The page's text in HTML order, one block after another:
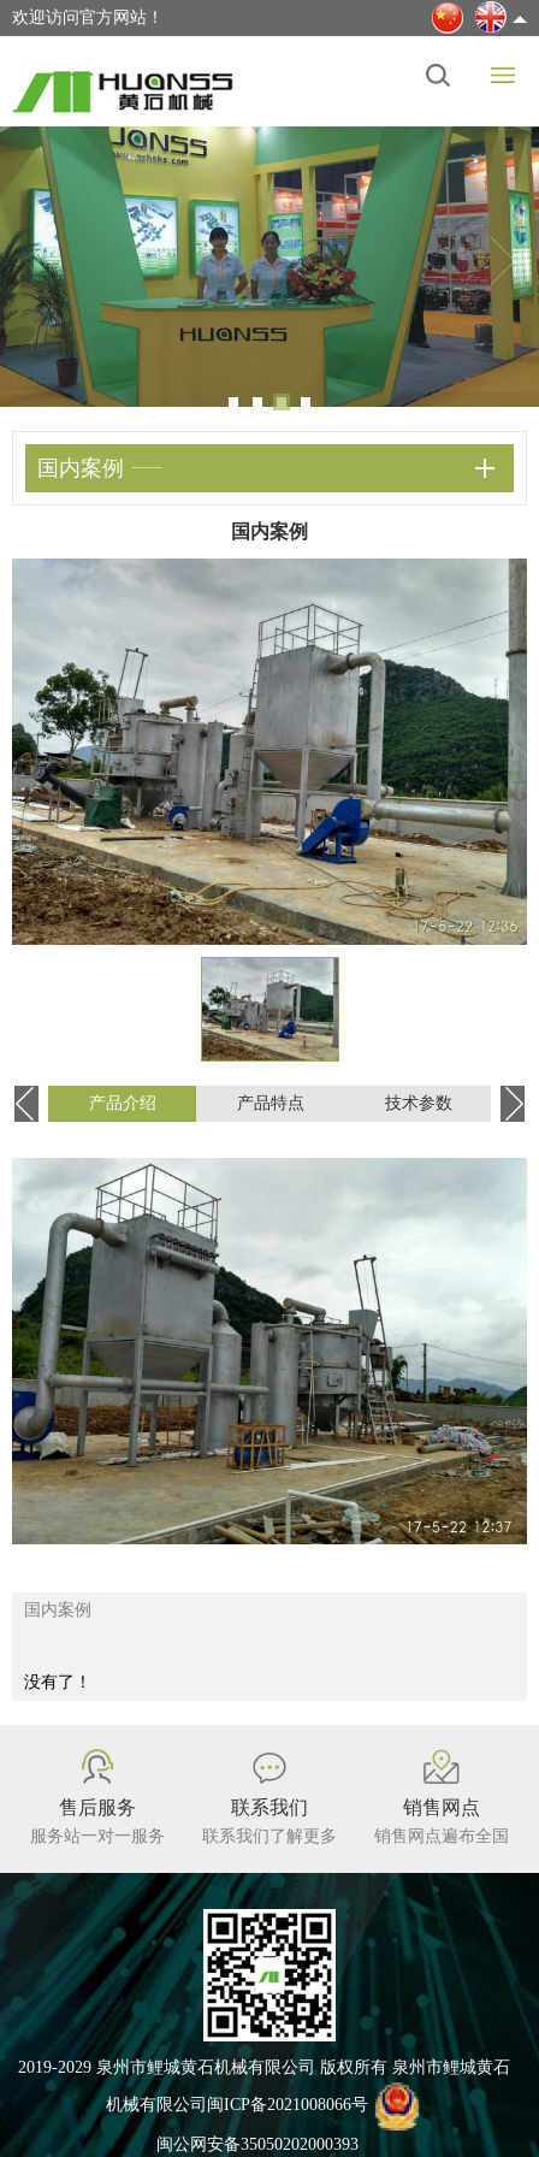
欢迎访问官方网站！
国内案例
国内案例
产品介绍 产品特点 技术参数
国内案例
没有了！
售后服务
服务站一对一服务
联系我们
联系我们了解更多
销售网点
销售网点遍布全国
2019-2029 泉州市鲤城黄石机械有限公司 版权所有 泉州市鲤城黄石
机械有限公司 闽ICP备2021008066号
闽公网安备35050202000393